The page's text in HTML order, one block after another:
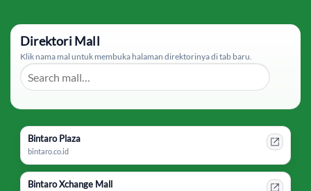
Direktori Mall
Klik nama mal untuk membuka halaman direktorinya di tab baru.
Bintaro Plaza
bintaro.co.id
Bintaro Xchange Mall